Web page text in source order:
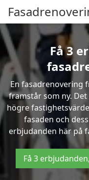
Få 3
En fasadrenovering
framstår som ny.
högre
fasaden och
erbjudanden här på
Få 3